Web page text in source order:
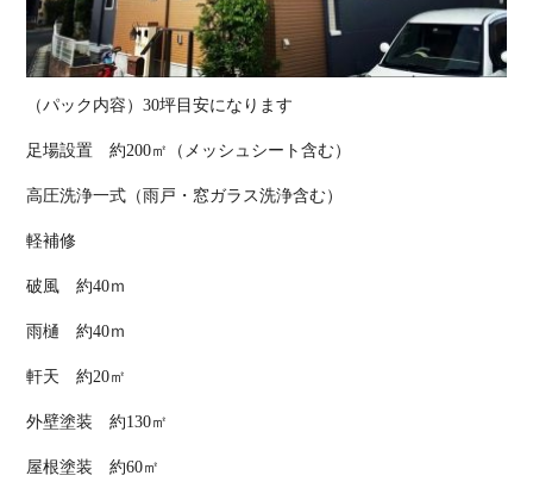
（パック内容）30坪目安になります
足場設置 約200㎡（メッシュシート含む）
高圧洗浄一式（雨戸・窓ガラス洗浄含む）
軽補修
破風 約40ｍ
雨樋 約40ｍ
軒天 約20㎡
外壁塗装 約130㎡
屋根塗装 約60㎡